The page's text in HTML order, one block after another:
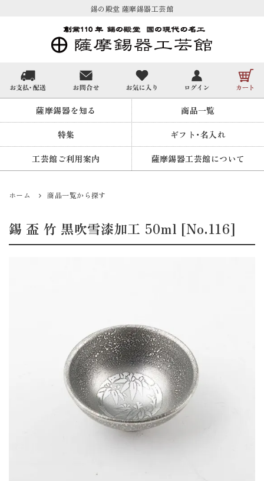
錫の殿堂 薩摩錫器工芸館
薩摩錫器を知る 商品一覧
特集 ギフト・名入れ
工芸館ご利用案内 薩摩錫器工芸館について
ホーム 商品一覧から探す
錫 盃 竹 黒吹雪漆加工 50ml [No.116]